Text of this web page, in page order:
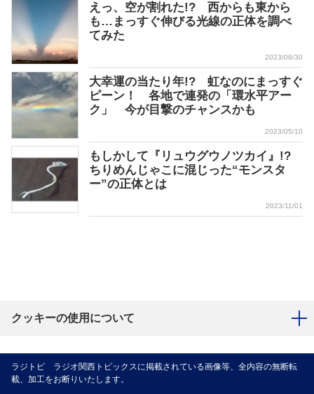
えっ、空が割れた!? 西からも東から
も…まっすぐ伸びる光線の正体を調べ
てみた
2023/08/30
大幸運の当たり年!? 虹なのにまっすぐ
ピーン！ 各地で連発の「環水平アー
ク」 今が目撃のチャンスかも
2023/05/10
もしかして『リュウグウノツカイ』!?
ちりめんじゃこに混じった“モンスタ
ー”の正体とは
2023/11/01
クッキーの使用について
ラジトピ ラジオ関西トピックスに掲載されている画像等、全内容の無断転
載、加工をお断りいたします。